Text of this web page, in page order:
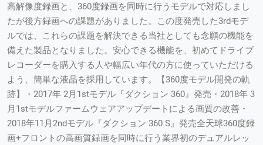
高解像度録画と、360度録画を同時に行うモデルで対応しまし
たが後方録画への課題がありました。この度発売した3rdモデ
ルでは、これらの課題を解決できる当社としても念願の機能を
備えた製品となりました。安心できる機能を、初めてドライブ
レコーダーを購入する人や幅広い年代の方に使っていただける
よう、簡単な液晶を採用しています。【360度モデル開発の軌
跡】・2017年 2月1stモデル『ダクション 360』発売・2018年 3
月1stモデルファームウェアアップデートによる画質の改善・
2018年11月2ndモデル『ダクション 360 S』発売全天球360度録
画+フロントの高画質録画を同時に行う業界初のデュアルレッ